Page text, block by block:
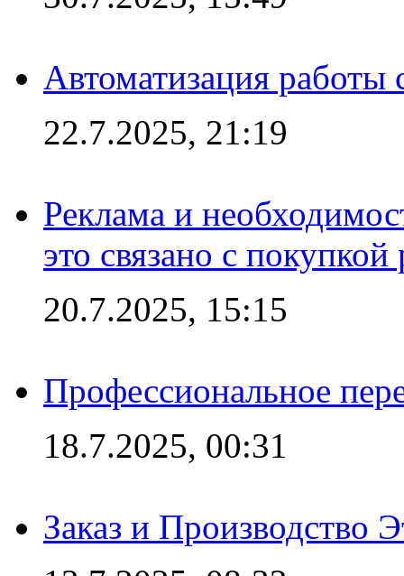
Автоматизация работы
22.7.2025, 21:19
Реклама и
это связано с покупкой
20.7.2025, 15:15
Профессиональное
18.7.2025, 00:31
Заказ и Производство